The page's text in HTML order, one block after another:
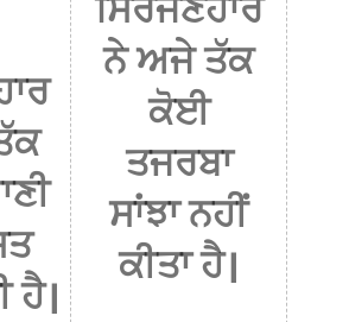
ਹੈ।
ਨੇ ਅਜੇ ਤੱਕ
ਕੋਈ
ਤਜਰਬਾ
ਸਾਂਝਾ ਨਹੀਂ
ਕੀਤਾ ਹੈ।